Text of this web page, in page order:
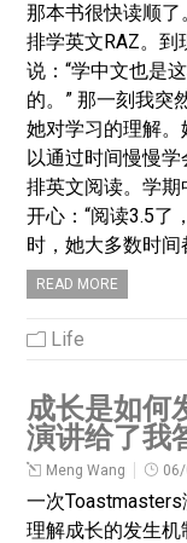
那本书很快读顺
排学英文RAZ。到
说：“学中文也是
的。” 那一刻我突
她对学习的理解
以通过时间慢慢
排英文阅读。学期
开心：“阅读3.5了
时，她大多数时
READ MORE
Life
成长是如何
演讲给了我
Meng Wang
一次
理解成长的发生机